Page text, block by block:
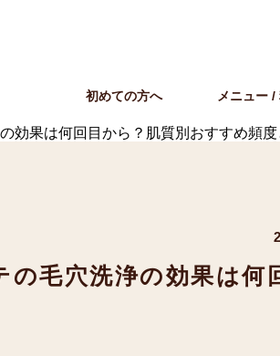
初めての方へ メニュー /
効果は何回目から？肌質別おすすめ頻
の毛穴洗浄の効果は何